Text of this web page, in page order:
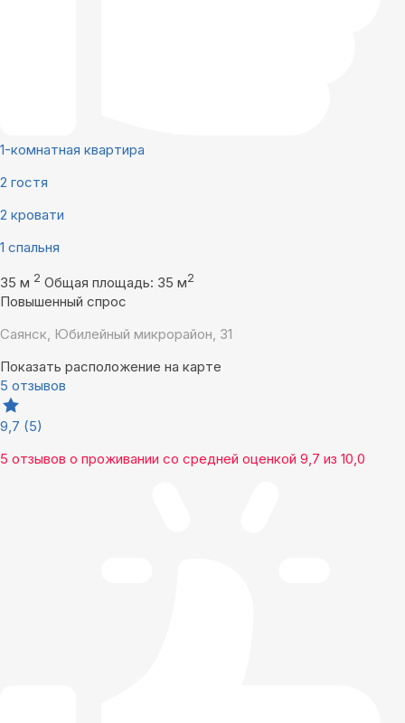
1-комнатная квартира
2 гостя
2 кровати
1 спальня
35 м 2 Общая площадь: 35 м2
Повышенный спрос
Саянск, Юбилейный микрорайон, 31
Показать расположение на карте
5 отзывов
9,7 (5)
5 отзывов о проживании со средней оценкой 9,7 из 10,0